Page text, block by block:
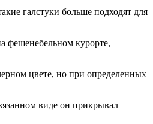
галстуки больше подходят для
фешенебельном курорте,
цвете, но при определенных
виде он прикрывал